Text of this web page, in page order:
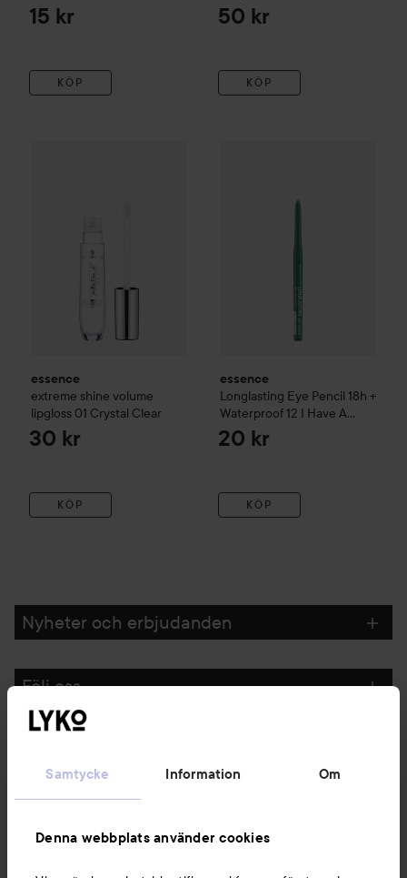
Samtycke Information Om
Denna webbplats använder cookies
15 kr
KÖP
50 kr
KÖP
essence
extreme shine volume
lipgloss 01 Crystal Clear
30 kr
KÖP
essence
Longlasting Eye Pencil 18h +
Waterproof 12 I Have A
Green
20 kr
KÖP
Nyheter och erbjudanden
Följ oss